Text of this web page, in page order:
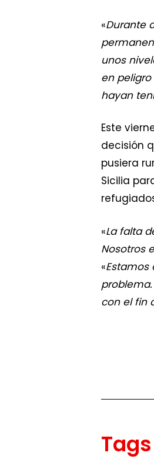
«Durante
unos
en
hayan
Este
decisión
pusiera
Sicilia
«La falta
Nosotros
«Estamos
con el fin
Tags